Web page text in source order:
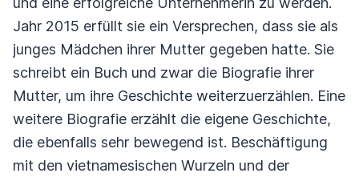
Jahr 2015 erfüllt sie ein Versprechen, dass sie als
junges Mädchen ihrer Mutter gegeben hatte. Sie
schreibt ein Buch und zwar die Biografie ihrer
Mutter, um ihre Geschichte weiterzuerzählen. Eine
weitere Biografie erzählt die eigene Geschichte,
die ebenfalls sehr bewegend ist. Beschäftigung
mit den vietnamesischen Wurzeln und der